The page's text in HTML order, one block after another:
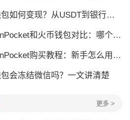
何变现？从USDT到银行卡的完整攻略
和火币钱包对比：哪个更适合你？
购买教程：新手怎么用TP钱包买币
会冻结微信吗？一文讲清楚
更多 >